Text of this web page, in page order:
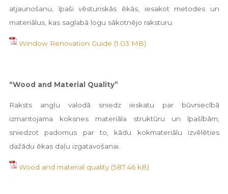
atjaunošanu, īpaši vēsturiskās ēkās, iesakot metodes un
materiālus, kas saglabā logu sākotnējo raksturu.
Window Renovation Guide
“Wood and Material Quality”
Raksts angļu valodā sniedz ieskatu par būvniecībā
izmantojama koksnes materiāla struktūru un īpašībām,
sniedzot padomus par to, kādu kokmateriālu izvēlēties
dažādu ēkas daļu izgatavošanai.
Wood and material quality